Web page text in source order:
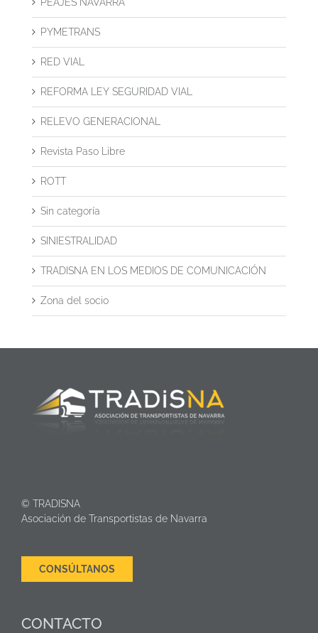
PYMETRANS
RED VIAL
REFORMA LEY SEGURIDAD VIAL
RELEVO GENERACIONAL
Revista Paso Libre
ROTT
Sin categoría
SINIESTRALIDAD
TRADISNA EN LOS MEDIOS DE COMUNICACIÓN
Zona del socio
© TRADISNA
Asociación de Transportistas de Navarra
CONSÚLTANOS
CONTACTO